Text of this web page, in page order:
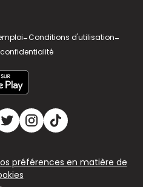
-Conditions d'utilisation-
préférences en matière de